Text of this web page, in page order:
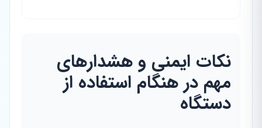
نکات ایمنی و هشدارهای
مهم در هنگام استفاده از
دستگاه